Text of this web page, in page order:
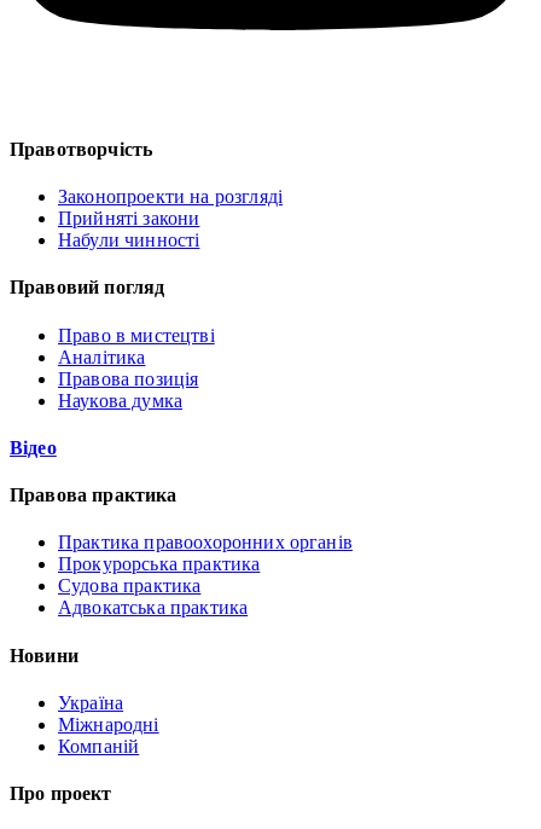
Правотворчість
Законопроекти на розгляді
Прийняті закони
Набули чинності
Правовий погляд
Право в мистецтві
Аналітика
Правова позиція
Наукова думка
Відео
Правова практика
Практика правоохоронних органів
Прокурорська практика
Судова практика
Адвокатська практика
Новини
Україна
Міжнародні
Компаній
Про проект